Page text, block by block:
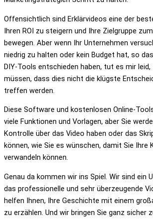
Offensichtlich sind Erklärvideos eine der
Ihren ROI zu steigern und Ihre Zielgruppe
bewegen. Aber wenn Ihr Unternehmen
niedrig zu halten oder kein Budget hat, so
DIY-Tools entschieden haben, tut es mir leid,
müssen, dass dies nicht die klügste
treffen werden.
Diese Software und kostenlosen Online-
viele Funktionen und Vorlagen, aber Sie
Kontrolle über das Video haben oder das
können, wie Sie es wünschen, damit Sie Ihre
verwandeln können.
Genau da kommen wir ins Spiel. Wir sind ein
das professionelle und sehr überzeugende
helfen Ihnen, Ihre Geschichte mit einem
zu erzählen. Und wir bringen Sie ganz sicher